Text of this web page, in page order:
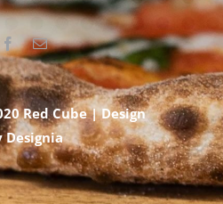
Red Cube | Design
Designia